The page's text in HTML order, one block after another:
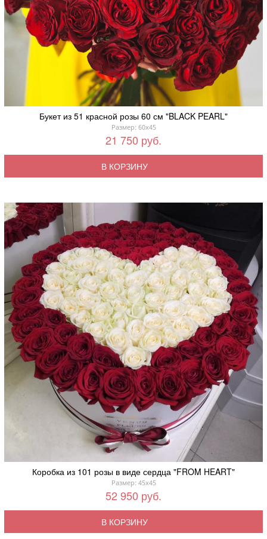
Букет из 51 красной розы 60 см "BLACK PEARL"
Размер: 60x45
21 750 руб.
В КОРЗИНУ
Коробка из 101 розы в виде сердца "FROM HEART"
Размер: 45x45
52 950 руб.
В КОРЗИНУ